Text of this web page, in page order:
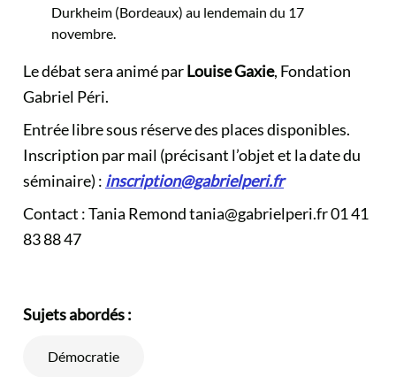
Durkheim (Bordeaux) au lendemain du 17
novembre.
Le débat sera animé parLouise Gaxie, Fondation
Gabriel Péri.
Entrée libre sous réserve des places disponibles.
Inscription par mail (précisant l’objet et la date du
séminaire) : inscription@gabrielperi.fr
Contact : Tania Remondtania@gabrielperi.fr01 41
83 88 47
Sujets abordés :
Démocratie